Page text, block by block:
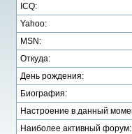
ICQ:
Yahoo:
MSN:
Откуда:
День рождения:
Биография:
Настроение в данный
Наиболее активный форум: